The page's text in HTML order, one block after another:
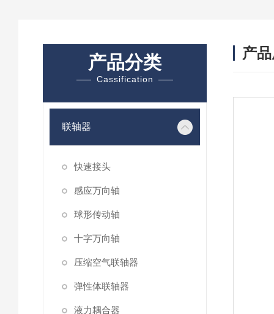
产品分类
Cassification
联轴器
快速接头
感应万向轴
球形传动轴
十字万向轴
压缩空气联轴器
弹性体联轴器
液力耦合器
产